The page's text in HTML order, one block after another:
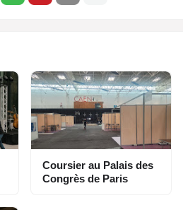
Coursier au Palais des
Congrès de Paris